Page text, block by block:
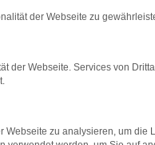
Seiten
der Webseite zu
der Webseite. Services von
zu analysieren, um die